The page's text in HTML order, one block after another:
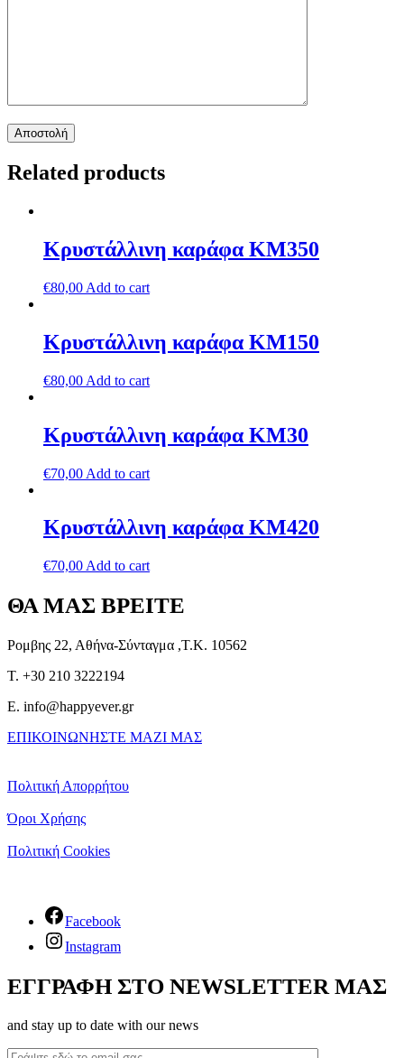
Related products
Κρυστάλλινη καράφα ΚΜ350
€80,00 Add to cart
Κρυστάλλινη καράφα ΚΜ150
€80,00 Add to cart
Κρυστάλλινη καράφα ΚΜ30
€70,00 Add to cart
Κρυστάλλινη καράφα ΚΜ420
€70,00 Add to cart
ΘΑ ΜΑΣ ΒΡΕΙΤΕ
Ρομβης 22, Αθήνα-Σύνταγμα ,Τ.Κ. 10562
T. +30 210 3222194
E. info@happyever.gr
ΕΠΙΚΟΙΝΩΝΗΣΤΕ ΜΑΖΙ ΜΑΣ
Πολιτική Απορρήτου
Όροι Χρήσης
Πολιτική Cookies
Facebook
Instagram
ΕΓΓΡΑΦΗ ΣΤΟ NEWSLETTER ΜΑΣ
and stay up to date with our news